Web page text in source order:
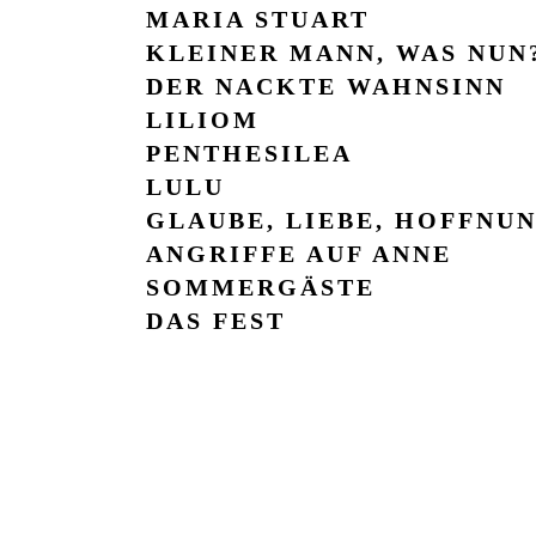
MARIA STUART
KLEINER MANN, WAS
DER NACKTE WAHN­SINN
LILIOM
PENTHE­SILEA
LULU
GLAUBE, LIEBE,
AN­GRIF­FE AUF AN­NE
SOM­MER­GÄS­TE
DAS FEST